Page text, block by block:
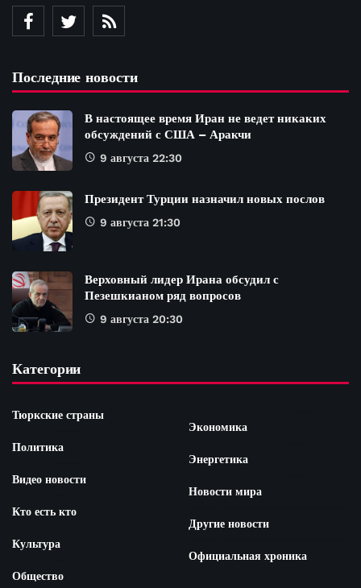
Последние новости
В настоящее время Иран не ведет никаких
обсуждений с США – Аракчи
9 августа 22:30
Президент Турции назначил новых послов
9 августа 21:30
Верховный лидер Ирана обсудил с
Пезешкианом ряд вопросов
9 августа 20:30
Категории
Тюркские страны
Политика
Видео новости
Кто есть кто
Культура
Общество
Экономика
Энергетика
Новости мира
Другие новости
Официальная хроника